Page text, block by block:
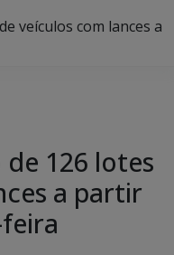
veículos com lances a
126 lotes
a partir